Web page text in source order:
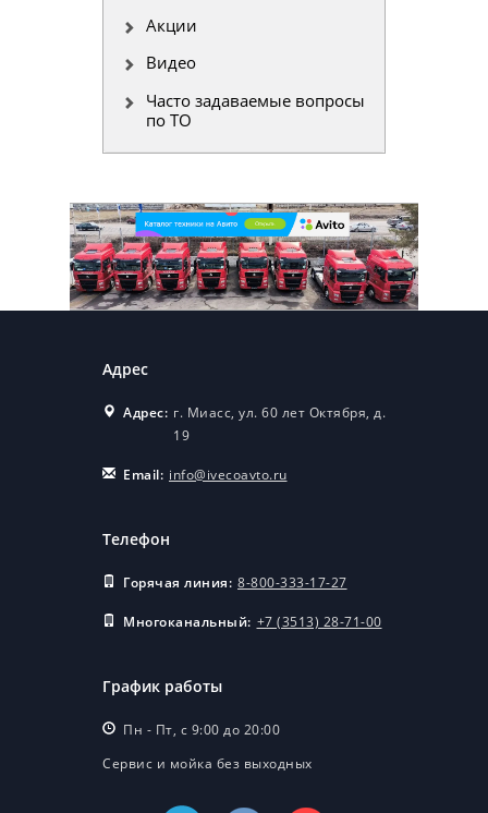
Акции
Видео
Часто задаваемые вопросы
по ТО
Адрес
Адрес: г. Миасс, ул. 60 лет Октября, д.
19
Email: info@ivecoavto.ru
Телефон
Горячая линия: 8-800-333-17-27
Многоканальный: +7 (3513) 28-71-00
График работы
Пн - Пт, с 9:00 до 20:00
Сервис и мойка без выходных